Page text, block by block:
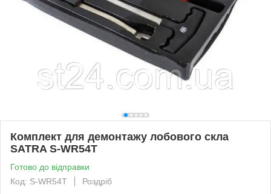
Комплект для демонтажу лобового скла
SATRA S-WR54T
Готово до відправки
Код: S-WR54T
Роздріб